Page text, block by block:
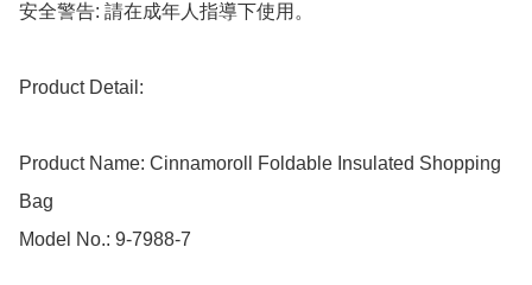
安全警告: 請在成年人指導下使用。
Product Detail:
Product Name: Cinnamoroll Foldable Insulated Shopping
Bag
Model No.: 9-7988-7